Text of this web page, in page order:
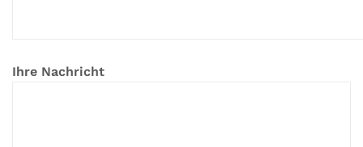
Ihre Nachricht